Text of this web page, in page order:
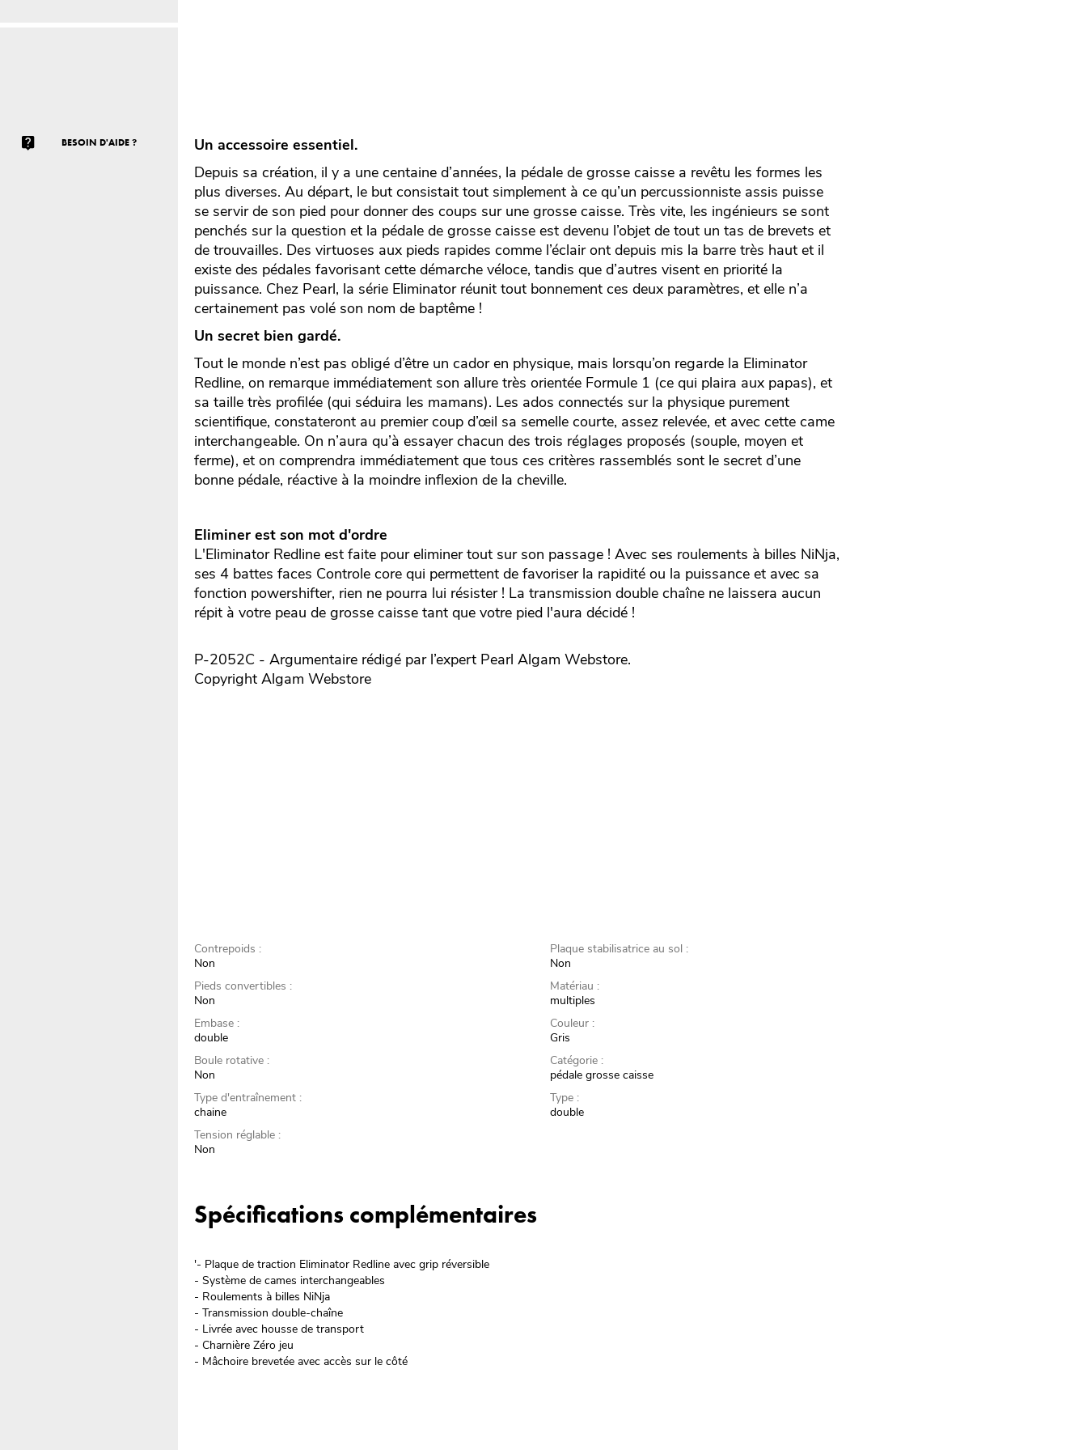
BESOIN D'AIDE ?
Un accessoire essentiel.
Depuis sa création, il y a une centaine d’années, la pédale de grosse caisse a revêtu les formes les
plus diverses. Au départ, le but consistait tout simplement à ce qu’un percussionniste assis puisse
se servir de son pied pour donner des coups sur une grosse caisse. Très vite, les ingénieurs se sont
penchés sur la question et la pédale de grosse caisse est devenu l’objet de tout un tas de brevets et
de trouvailles. Des virtuoses aux pieds rapides comme l’éclair ont depuis mis la barre très haut et il
existe des pédales favorisant cette démarche véloce, tandis que d’autres visent en priorité la
puissance. Chez Pearl, la série Eliminator réunit tout bonnement ces deux paramètres, et elle n’a
certainement pas volé son nom de baptême !
Un secret bien gardé.
Tout le monde n’est pas obligé d’être un cador en physique, mais lorsqu’on regarde la Eliminator
Redline, on remarque immédiatement son allure très orientée Formule 1 (ce qui plaira aux papas), et
sa taille très profilée (qui séduira les mamans). Les ados connectés sur la physique purement
scientifique, constateront au premier coup d’œil sa semelle courte, assez relevée, et avec cette came
interchangeable. On n’aura qu’à essayer chacun des trois réglages proposés (souple, moyen et
ferme), et on comprendra immédiatement que tous ces critères rassemblés sont le secret d’une
bonne pédale, réactive à la moindre inflexion de la cheville.
Eliminer est son mot d'ordre
L'Eliminator Redline est faite pour eliminer tout sur son passage ! Avec ses roulements à billes NiNja,
ses 4 battes faces Controle core qui permettent de favoriser la rapidité ou la puissance et avec sa
fonction powershifter, rien ne pourra lui résister ! La transmission double chaîne ne laissera aucun
répit à votre peau de grosse caisse tant que votre pied l'aura décidé !
P-2052C - Argumentaire rédigé par l’expert Pearl Algam Webstore.
Copyright Algam Webstore
Contrepoids :
Non
Pieds convertibles :
Non
Embase :
double
Boule rotative :
Non
Type d'entraînement :
chaine
Tension réglable :
Non
Plaque stabilisatrice au sol :
Non
Matériau :
multiples
Couleur :
Gris
Catégorie :
pédale grosse caisse
Type :
double
Spécifications complémentaires
'- Plaque de traction Eliminator Redline avec grip réversible
- Système de cames interchangeables
- Roulements à billes NiNja
- Transmission double-chaîne
- Livrée avec housse de transport
- Charnière Zéro jeu
- Mâchoire brevetée avec accès sur le côté